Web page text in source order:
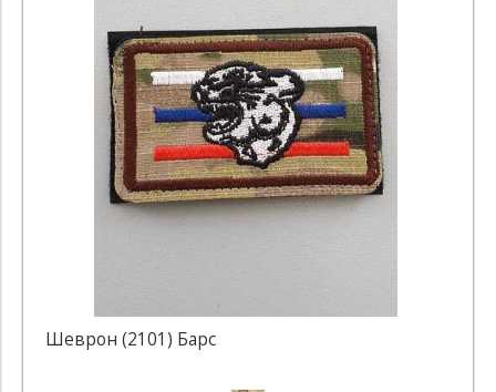
Шеврон (2101) Барс